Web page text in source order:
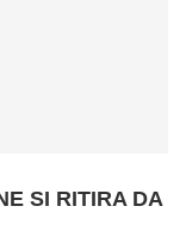
SI RITIRA DA